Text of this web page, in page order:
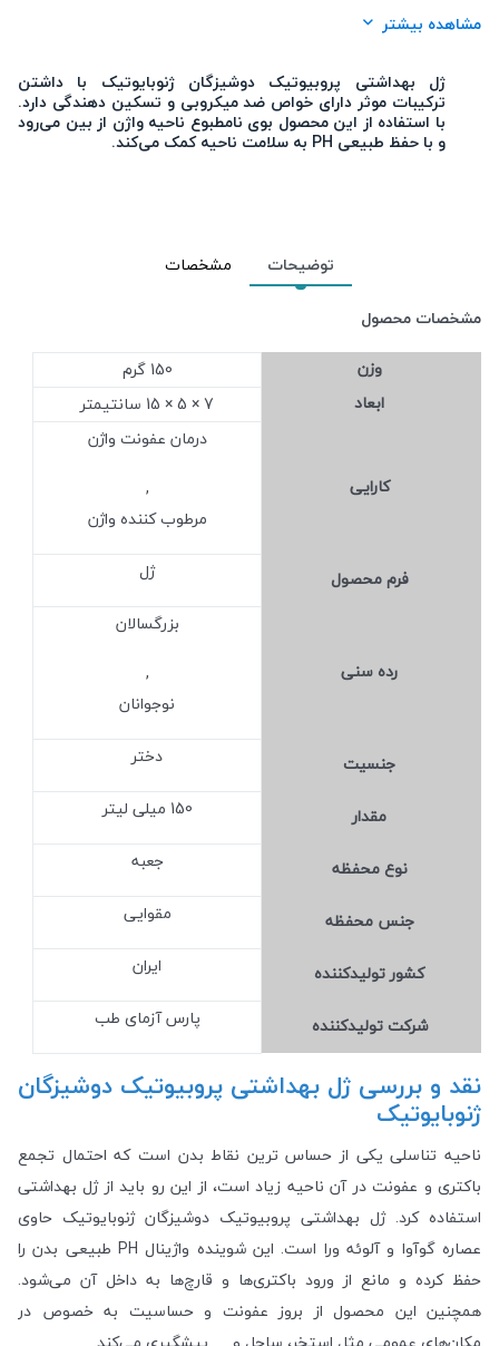
برند:ژنوبایوتیک (Geno Biotic)
جنسیت:بانوان
محل استعمال: ناحیه تناسلی
مشاهده بیشتر
ژل بهداشتی پروبیوتیک دوشیزگان ژنوبایوتیک با داشتن
ترکیبات موثر دارای خواص ضد میکروبی و تسکین دهندگی دارد.
با استفاده از این محصول بوی نامطبوع ناحیه واژن از بین می‌رود
و با حفظ طبیعی PH به سلامت ناحیه کمک می‌کند.
توضیحات
مشخصات
مشخصات محصول
وزن
150 گرم
ابعاد
7 × 5 × 15 سانتیمتر
کارایی
درمان عفونت واژن
,
مرطوب کننده واژن
فرم محصول ژل
رده سنی
بزرگسالان
,
نوجوانان
جنسیت دختر
مقدار 150 میلی لیتر
نوع محفظه جعبه
جنس محفظه مقوایی
کشور تولید‎کننده ایران
شرکت تولید‎کننده پارس آزمای طب
نقد و بررسی ژل بهداشتی پروبیوتیک دوشیزگان
ژنوبایوتیک
ناحیه تناسلی یکی از حساس ترین نقاط بدن است که احتمال تجمع
باکتری و عفونت در آن ناحیه زیاد است، از این رو باید از ژل بهداشتی
استفاده کرد. ژل بهداشتی پروبیوتیک دوشیزگان ژنوبایوتیک حاوی
عصاره گوآوا و آلوئه ورا است. این شوینده واژینال PH طبیعی بدن را
حفظ کرده و مانع از ورود باکتری‌ها و قارچ‌ها به داخل آن می‌شود.
همچنین این محصول از بروز عفونت و حساسیت به خصوص در